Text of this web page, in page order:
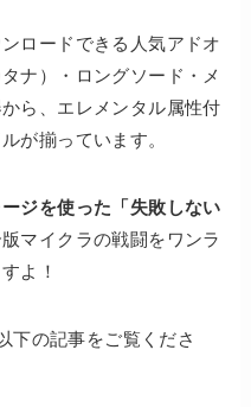
ロードできる人気アドオ
ナ）・ロングソード・メ
ら、エレメンタル属性付
が揃っています。
ジを使った「失敗しない
マイクラの戦闘をワンラ
よ！
下の記事をご覧くださ